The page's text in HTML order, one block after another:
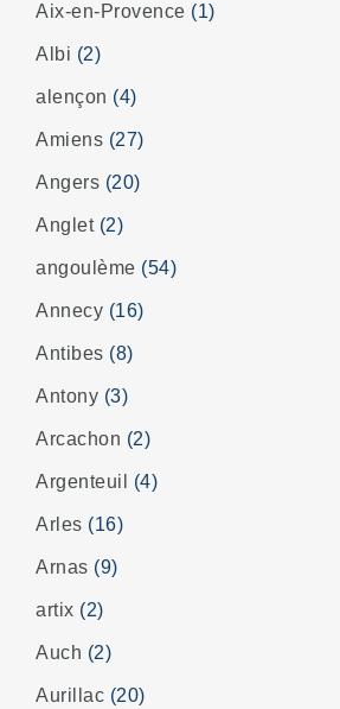
Aix-en-Provence (1)
Albi (2)
alençon (4)
Amiens (27)
Angers (20)
Anglet (2)
angoulème (54)
Annecy (16)
Antibes (8)
Antony (3)
Arcachon (2)
Argenteuil (4)
Arles (16)
Arnas (9)
artix (2)
Auch (2)
Aurillac (20)